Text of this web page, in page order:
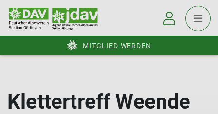
MITGLIED WERDEN
Klettertreff Weende